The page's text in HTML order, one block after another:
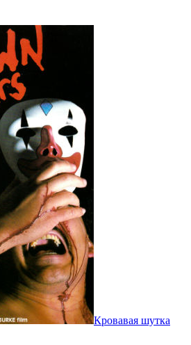
Кровавая шутка